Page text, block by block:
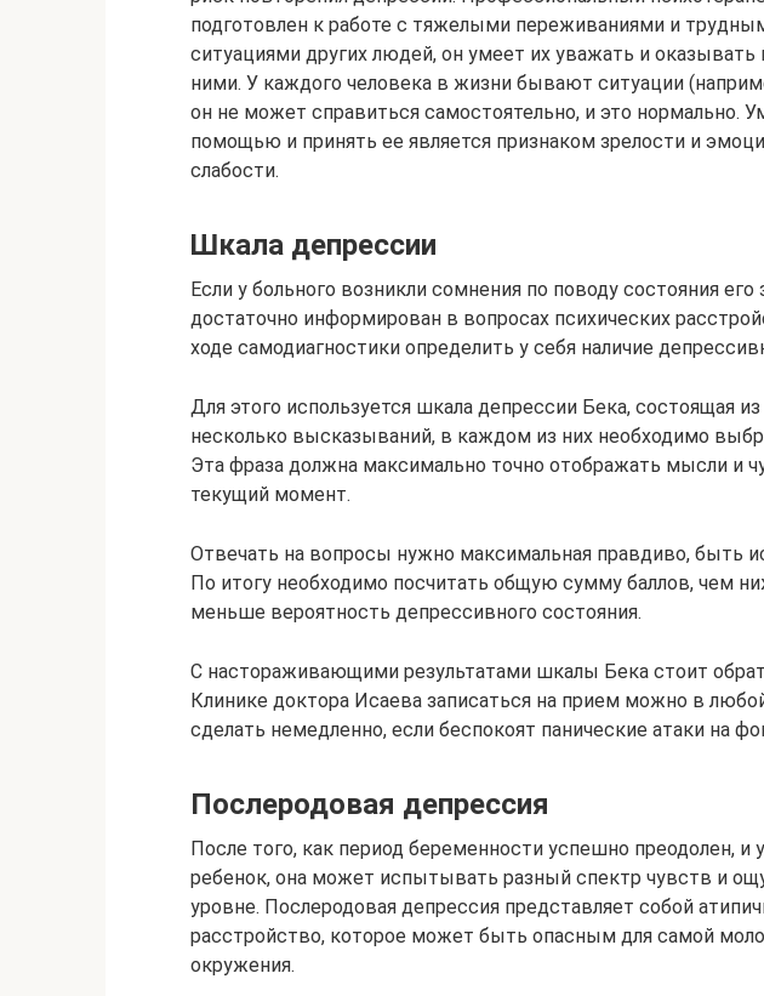
подготовлен к работе с тяжелыми переживаниями и
ситуациями других людей, он умеет их уважать и
ними. У каждого человека в жизни бывают ситуации
он не может справиться самостоятельно, и это нормально.
помощью и принять ее является признаком зрелости и
слабости.
Шкала депрессии
Если у больного возникли сомнения по поводу состояния его
достаточно информирован в вопросах психических
ходе самодиагностики определить у себя наличие
Для этого используется шкала депрессии Бека, состоящая
несколько высказываний, в каждом из них необходимо
Эта фраза должна максимально точно отображать мысли и
текущий момент.
Отвечать на вопросы нужно максимальная правдиво, быть
По итогу необходимо посчитать общую сумму баллов, чем
меньше вероятность депрессивного состояния.
С настораживающими результатами шкалы Бека стоит
Клинике доктора Исаева записаться на прием можно в
сделать немедленно, если беспокоят панические атаки на
Послеродовая депрессия
После того, как период беременности успешно преодолен,
ребенок, она может испытывать разный спектр чувств и
уровне. Послеродовая депрессия представляет собой
расстройство, которое может быть опасным для самой
окружения.